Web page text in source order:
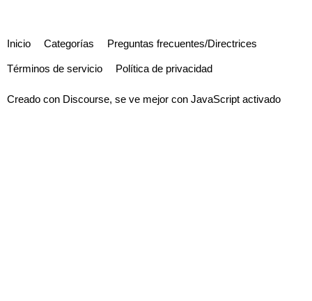
Inicio Categorías Preguntas frecuentes/Directrices
Términos de servicio Política de privacidad
Creado con Discourse, se ve mejor con JavaScript activado